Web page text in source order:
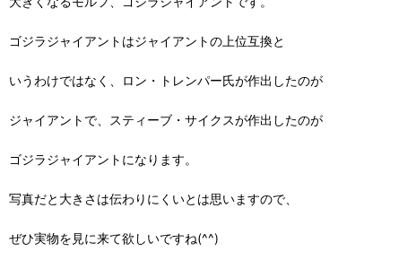
ゴジラジャイアントはジャイアントの上位互換と
いうわけではなく、ロン・トレンパー氏が作出したのが
ジャイアントで、スティーブ・サイクスが作出したのが
ゴジラジャイアントになります。
写真だと大きさは伝わりにくいとは思いますので、
ぜひ実物を見に来て欲しいですね(^^)